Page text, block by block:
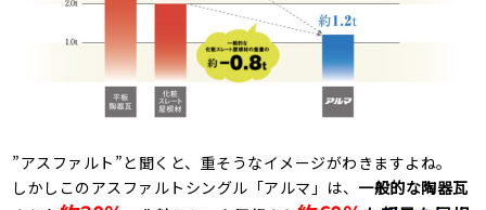
”アスファルト”と聞くと、重そうなイメージがわきますよね。
しかしこのアスファルトシングル「アルマ」は、 一般的な陶器瓦